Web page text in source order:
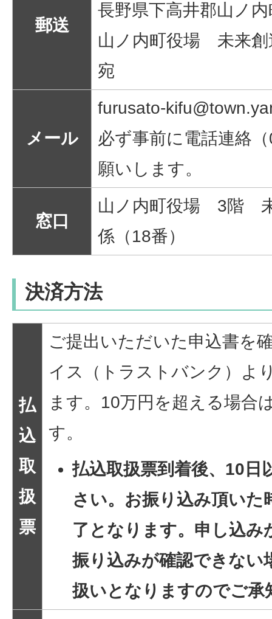
郵送
長野県下高井郡山ノ
山ノ内町役場 未来
宛
メール
furusato-
必ず事前に電話連絡
願いします。
窓口
山ノ内町役場 3階
係（18番）
決済方法
払
込
取
扱
票
ご提出いただいた申込書を
イス（トラストバンク）よ
ます。10万円を超える場合
す。
払込取扱票到着後、10日
さい。お振り込み頂いた
了となります。申し込み
振り込みが確認できない
扱いとなりますのでご承